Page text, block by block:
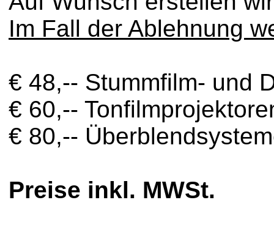
Im Fall der Ablehnung
€ 48,-- Stummfilm- und
€ 60,--
€ 80,--
Preise inkl. MWSt.